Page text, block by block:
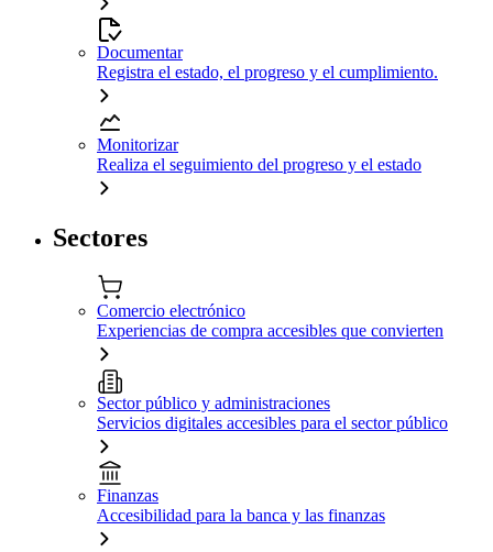
Documentar
Registra el estado, el progreso y el cumplimiento.
Monitorizar
Realiza el seguimiento del progreso y el estado
Sectores
Comercio electrónico
Experiencias de compra accesibles que convierten
Sector público y administraciones
Servicios digitales accesibles para el sector público
Finanzas
Accesibilidad para la banca y las finanzas